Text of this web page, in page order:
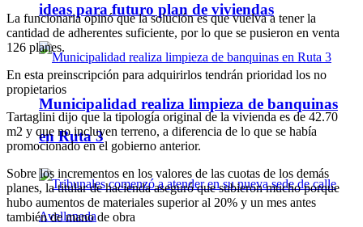
ideas para futuro plan de viviendas
Municipalidad realiza limpieza de banquinas
en Ruta 3
La funcionaria opinó que la solución es que vuelva a tener la
cantidad de adherentes suficiente, por lo que se pusieron en venta
126 planes.
En esta preinscripción para adquirirlos tendrán prioridad los no
propietarios
Tartaglini dijo que la tipología original de la vivienda es de 42.70
m2 y que no incluyen terreno, a diferencia de lo que se había
promocionado en el gobierno anterior.
Sobre los incrementos en los valores de las cuotas de los demás
planes, la titular de hacienda aseguró que subieron mucho porque
hubo aumentos de materiales superior al 20% y un mes antes
también de mano de obra